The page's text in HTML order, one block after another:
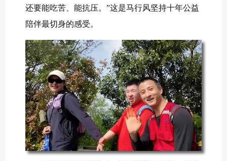
还要能吃苦、能抗压。”这是马行风坚持十年公益
陪伴最切身的感受。